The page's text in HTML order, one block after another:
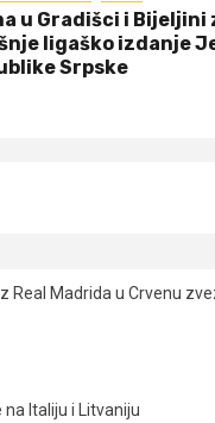
u Gradišci i Bijeljini
ligaško izdanje
Srpske
Real Madrida u Crvenu
na Italiju i Litvaniju